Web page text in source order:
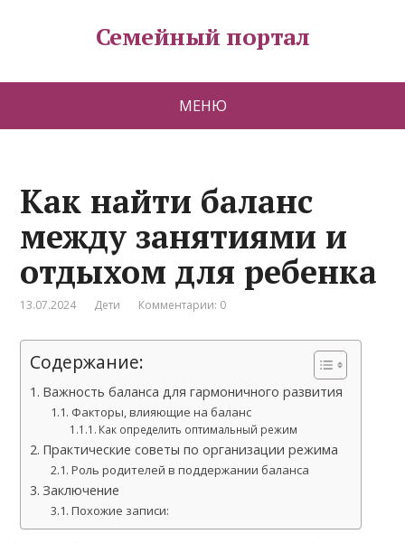
Семейный портал
МЕНЮ
Как найти баланс
между занятиями и
отдыхом для ребенка
13.07.2024 Дети Комментарии: 0
Содержание:
Важность баланса для гармоничного развития
Факторы, влияющие на баланс
Как определить оптимальный режим
Практические советы по организации режима
Роль родителей в поддержании баланса
Заключение
Похожие записи: